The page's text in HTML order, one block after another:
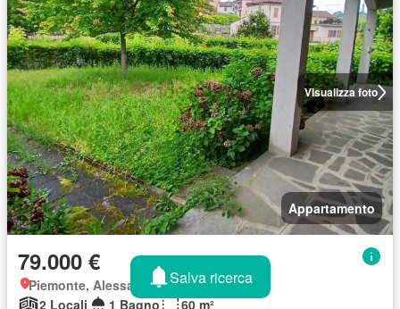
Visualizza foto
Appartamento
79.000 €
Piemonte, Alessandria
2 Locali
1 Bagno 60 m²
Salva ricerca